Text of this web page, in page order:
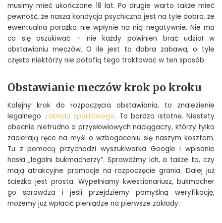
musimy mieć ukończone 18 lat. Po drugie warto także mieć
pewność, że nasza kondycja psychiczna jest na tyle dobra, że
ewentualna porażka nie wpłynie na nią negatywnie. Nie ma
co się oszukiwać – nie każdy powinien brać udział w
obstawianiu meczów. O ile jest to dobra zabawa, o tyle
często niektórzy nie potafią tego traktować w ten sposób.
Obstawianie meczów krok po kroku
Kolejny krok do rozpoczęcia obstawiania, to znalezienie
legalnego zakładu sportowego. To bardzo istotne. Niestety
obecnie nietrudno o przysłowiowych naciągaczy, którzy tylko
zacierają ręce na myśl o wzbogaceniu się naszym kosztem.
Tu z pomocą przychodzi wyszukiwarka Google i wpisanie
hasła „legalni bukmacherzy”. Sprawdźmy ich, a także to, czy
mają atrakcyjne promocje na rozpoczęcie grania. Dalej już
ścieżka jest prosta. Wypełniamy kwestionariusz, bukmacher
go sprawdza i jeśli przejdziemy pomyślną weryfikację,
możemy już wpłacić pieniądze na pierwsze zakłady.